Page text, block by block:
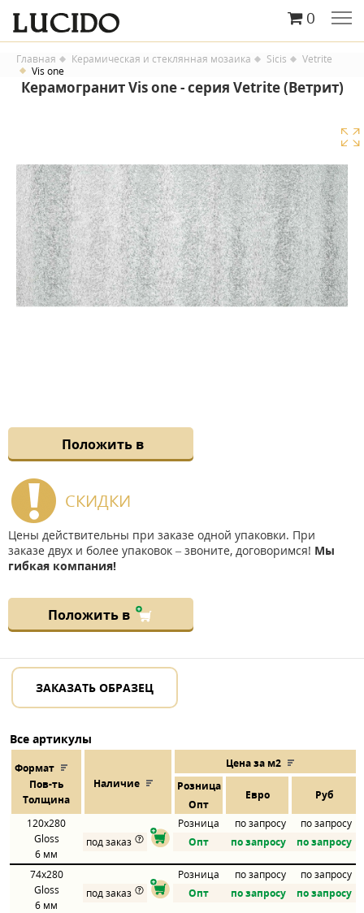
0
Главная Керамическая и стеклянная мозаика Sicis
Vetrite
Vis one
Керамогранит Vis one - серия Vetrite (Ветрит)
Положить в
СКИДКИ
Цены действительны при заказе одной упаковки. При
заказе двух и более упаковок – звоните, договоримся! Мы
гибкая компания!
Положить в
ЗАКАЗАТЬ ОБРАЗЕЦ
Все артикулы
Формат
Пов-ть
Толщина
Наличие
Цена за м2
Розница
Евро Руб
Опт
120x280
Gloss
6 мм
Розница по запросу
по запросу
под заказ
Опт по запросу по запросу
74x280
Gloss
6 мм
Розница по запросу
по запросу
под заказ
Опт по запросу по запросу